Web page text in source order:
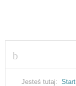
Jesteś tutaj: Start